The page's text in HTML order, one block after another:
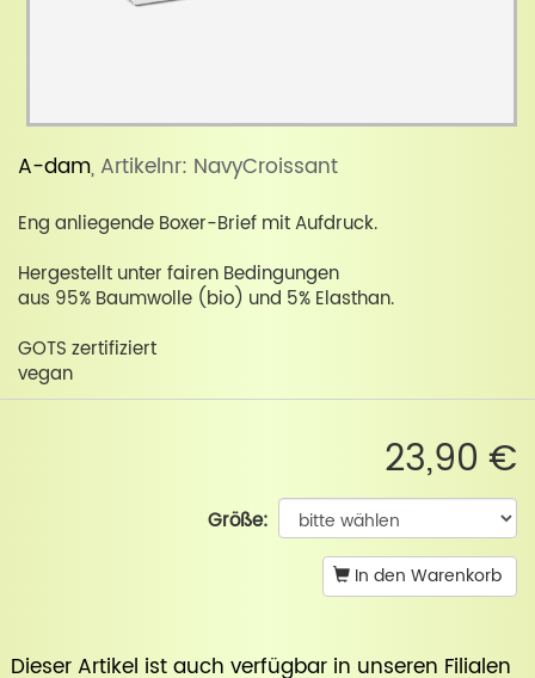
A-dam, Artikelnr: NavyCroissant
Eng anliegende Boxer-Brief mit Aufdruck.
Hergestellt unter fairen Bedingungen
aus 95% Baumwolle (bio) und 5% Elasthan.
GOTS zertifiziert
vegan
23,90 €
Größe:
In den Warenkorb
Dieser Artikel ist auch verfügbar in unseren Filialen